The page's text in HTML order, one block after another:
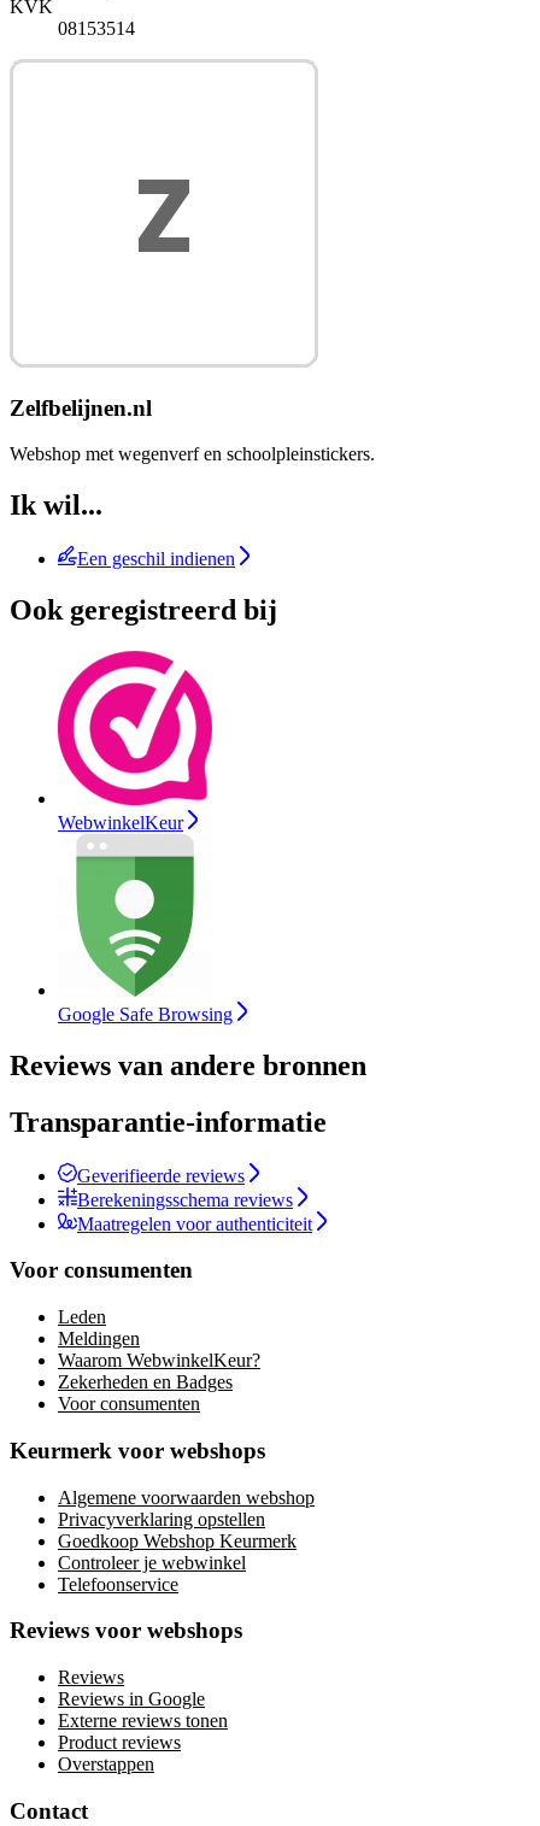
KVK
08153514
Zelfbelijnen.nl
Webshop met wegenverf en schoolpleinstickers.
Ik wil...
Een geschil indienen
Ook geregistreerd bij
WebwinkelKeur
Google Safe Browsing
Reviews van andere bronnen
Transparantie-informatie
Geverifieerde reviews
Berekeningsschema reviews
Maatregelen voor authenticiteit
Voor consumenten
Leden
Meldingen
Waarom WebwinkelKeur?
Zekerheden en Badges
Voor consumenten
Keurmerk voor webshops
Algemene voorwaarden webshop
Privacyverklaring opstellen
Goedkoop Webshop Keurmerk
Controleer je webwinkel
Telefoonservice
Reviews voor webshops
Reviews
Reviews in Google
Externe reviews tonen
Product reviews
Overstappen
Contact